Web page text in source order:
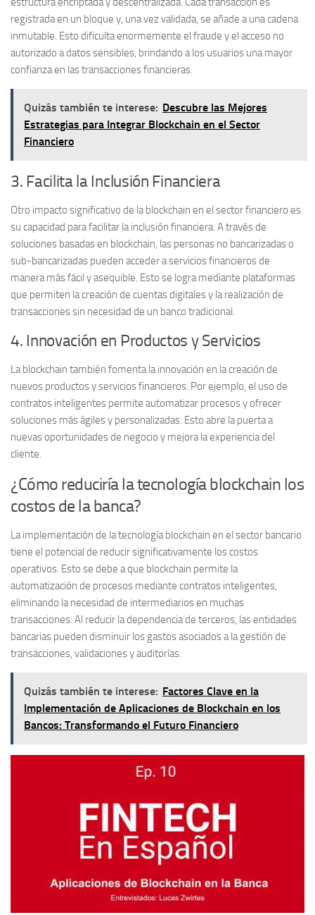
registrada en un bloque y, una vez validada, se añade a una cadena
inmutable. Esto dificulta enormemente el fraude y el acceso no
autorizado a datos sensibles, brindando a los usuarios una mayor
confianza en las transacciones financieras.
Quizás también te interese: Descubre las Mejores
Estrategias para Integrar Blockchain en el Sector
Financiero
3. Facilita la Inclusión Financiera
Otro impacto significativo de la blockchain en el sector financiero es
su capacidad para facilitar la inclusión financiera. A través de
soluciones basadas en blockchain, las personas no bancarizadas o
sub-bancarizadas pueden acceder a servicios financieros de
manera más fácil y asequible. Esto se logra mediante plataformas
que permiten la creación de cuentas digitales y la realización de
transacciones sin necesidad de un banco tradicional.
4. Innovación en Productos y Servicios
La blockchain también fomenta la innovación en la creación de
nuevos productos y servicios financieros. Por ejemplo, el uso de
contratos inteligentes permite automatizar procesos y ofrecer
soluciones más ágiles y personalizadas. Esto abre la puerta a
nuevas oportunidades de negocio y mejora la experiencia del
cliente.
¿Cómo reduciría la tecnología blockchain los
costos de la banca?
La implementación de la tecnología blockchain en el sector bancario
tiene el potencial de reducir significativamente los costos
operativos. Esto se debe a que blockchain permite la
automatización de procesos mediante contratos inteligentes,
eliminando la necesidad de intermediarios en muchas
transacciones. Al reducir la dependencia de terceros, las entidades
bancarias pueden disminuir los gastos asociados a la gestión de
transacciones, validaciones y auditorías.
Quizás también te interese: Factores Clave en la
Implementación de Aplicaciones de Blockchain en los
Bancos: Transformando el Futuro Financiero